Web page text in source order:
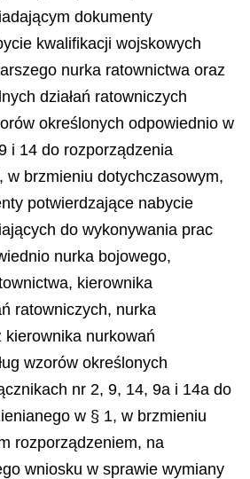
dokumenty
kwalifikacji wojskowych
nurka ratownictwa oraz
działań ratowniczych
określonych odpowiednio w
i 14 do rozporządzenia
w brzmieniu dotychczasowym,
potwierdzające nabycie
do wykonywania prac
nurka bojowego,
kierownika
ratowniczych, nurka
nurkowań
wzorów określonych
nr 2, 9, 14, 9a i 14a do
w § 1, w brzmieniu
rozporządzeniem, na
wniosku w sprawie wymiany